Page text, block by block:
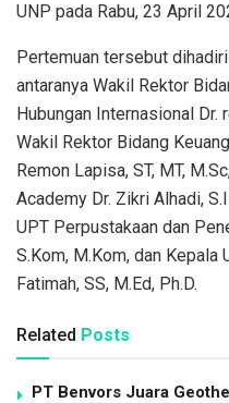
UNP pada Rabu, 23 April
Pertemuan tersebut
antaranya Wakil Rektor
Hubungan Internasional Dr.
Wakil Rektor Bidang
Remon Lapisa, ST, MT,
Academy Dr. Zikri Alhadi,
UPT Perpustakaan dan
S.Kom, M.Kom, dan Kepala
Fatimah, SS, M.Ed, Ph.D.
Related Posts
PT Benvors Juara